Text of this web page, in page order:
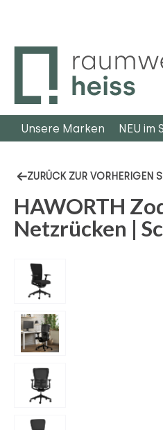
Unsere Marken NEU im
ZURÜCK ZUR VORHERIGEN
HAWORTH
Netzrücken |
Bildergalerie überspringen